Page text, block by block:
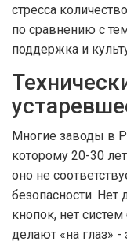
стресса
по сравнению с
поддержка и
Многие заводы в
которому 20-30
оно не
безопасности. Нет
кнопок, нет
делают «на глаз»